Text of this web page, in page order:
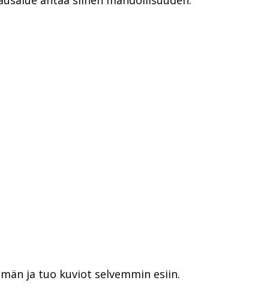
ja tuo kuviot selvemmin esiin.